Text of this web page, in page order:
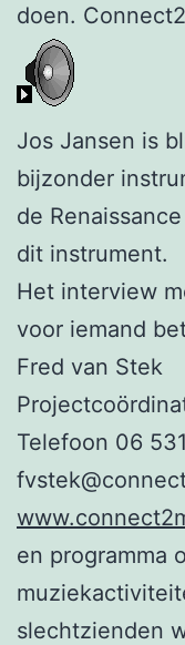
doen.
Jos Jansen is
bijzonder
de
dit instrument.
Het interview
voor iemand
Fred van Stek
Telefoon 06
en programma
slechtzienden